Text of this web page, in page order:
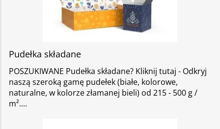
Pudełka składane
POSZUKIWANE Pudełka składane? Kliknij tutaj - Odkryj
naszą szeroką gamę pudełek (białe, kolorowe,
naturalne, w kolorze złamanej bieli) od 215 - 500 g /
m².